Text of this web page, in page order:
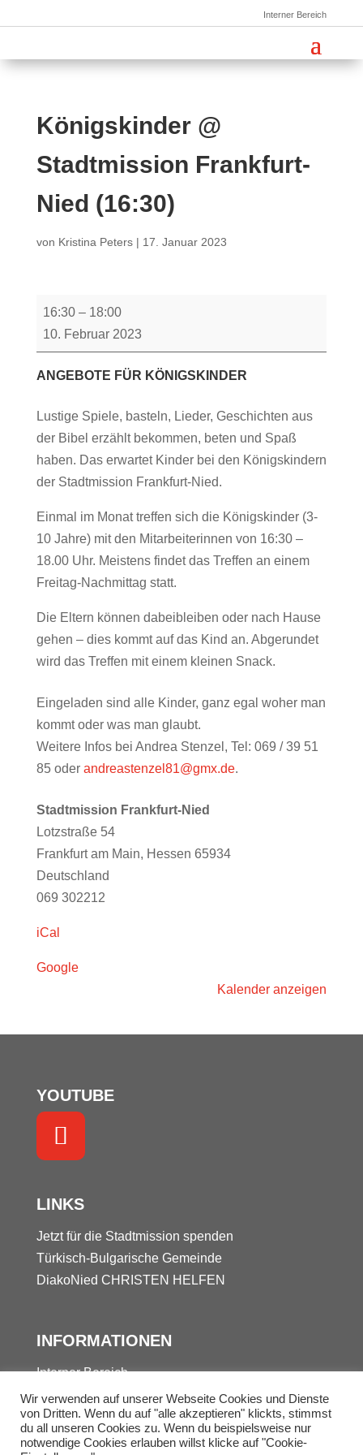
Interner Bereich
Königskinder @
Stadtmission Frankfurt-
Nied (16:30)
von Kristina Peters| 17. Januar 2023
Königskinder
@
Stadtmission
Frankfurt-
(16:30)
16:30 – 18:00
10. Februar 2023
ANGEBOTE FÜR KÖNIGSKINDER
Lustige Spiele, basteln, Lieder, Geschichten aus
der Bibel erzählt bekommen, beten und Spaß
haben. Das erwartet Kinder bei den Königskindern
der Stadtmission Frankfurt-Nied.
Einmal im Monat treffen sich die Königskinder (3-
10 Jahre) mit den Mitarbeiterinnen von 16:30 –
18.00 Uhr. Meistens findet das Treffen an einem
Freitag-Nachmittag statt.
Die Eltern können dabeibleiben oder nach Hause
gehen – dies kommt auf das Kind an. Abgerundet
wird das Treffen mit einem kleinen Snack.
Eingeladen sind alle Kinder, ganz egal woher man
kommt oder was man glaubt.
Weitere Infos bei Andrea Stenzel, Tel: 069 / 39 51
85 oder andreastenzel81@gmx.de.
Stadtmission Frankfurt-Nied
Lotzstraße 54
Frankfurt am Main, Hessen 65934
Deutschland
069 302212
iCal
Google
Kalender anzeigen
YOUTUBE
LINKS
Jetzt für die Stadtmission spenden
Türkisch-Bulgarische Gemeinde
DiakoNied CHRISTEN HELFEN
INFORMATIONEN
Interner Bereich
Kontakt
Datenschutz
Impressum
Wir verwenden auf unserer Webseite Cookies und Dienste
von Dritten. Wenn du auf "alle akzeptieren" klickts, stimmst
du all unseren Cookies zu. Wenn du beispielsweise nur
notwendige Cookies erlauben willst klicke auf "Cookie-